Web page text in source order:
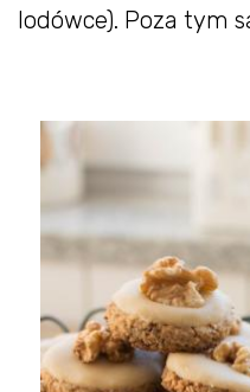
lodówce). Poza tym